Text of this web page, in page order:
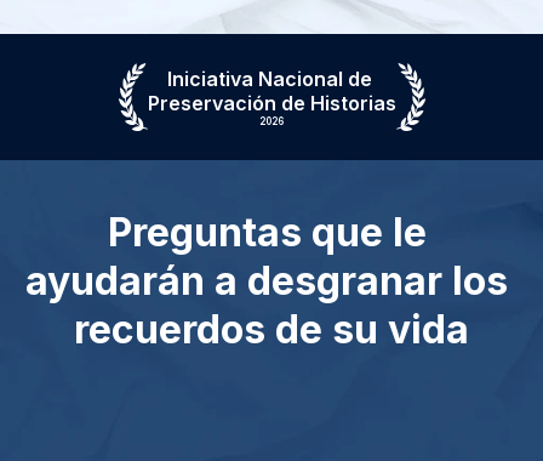
Iniciativa Nacional de
Preservación de Historias
2026
Preguntas que le
ayudarán a desgranar los
recuerdos de su vida